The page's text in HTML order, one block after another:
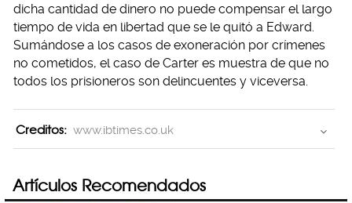
dicha cantidad de dinero no puede compensar el largo
tiempo de vida en libertad que se le quitó a Edward.
Sumándose a los casos de exoneración por crímenes
no cometidos, el caso de Carter es muestra de que no
todos los prisioneros son delincuentes y viceversa.
Creditos: www.ibtimes.co.uk
Artículos Recomendados